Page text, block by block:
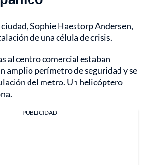
ciudad, Sophie Haestorp Andersen,
de una célula de crisis.
al centro comercial estaban
amplio perímetro de seguridad y se
del metro. Un helicóptero
PUBLICIDAD